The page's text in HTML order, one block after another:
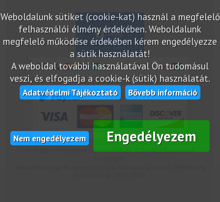
Weboldalunk sütiket (cookie-kat) használ a megfelelő
felhasználói élmény érdekében. Weboldalunk
megfelelő működése érdekében kérem engedélyezze
a sütik használatát!
A weboldal további használatával Ön tudomásul
veszi, és elfogadja a cookie-k (sütik) használatát.
Adatvédelmi Tájékoztató Bővebb információ
Nem engedélyezem Engedélyezem
Az oldalon feltüntetek árak bruttó árak. Az árváltoztatás jogát